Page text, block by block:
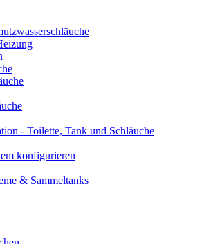
- Toilette, Tank und Schläuche
konfigurieren
& Sammeltanks